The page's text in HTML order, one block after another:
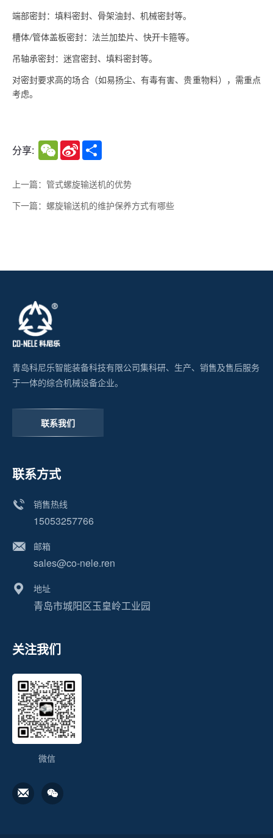
端部密封：填料密封、骨架油封、机械密封等。
槽体/管体盖板密封：法兰加垫片、快开卡箍等。
吊轴承密封：迷宫密封、填料密封等。
对密封要求高的场合（如易扬尘、有毒有害、贵重物料），需重点
考虑。
分享: WeChatSina
Weibo
上一篇：管式螺旋输送机的优势
下一篇：螺旋输送机的维护保养方式有哪些
青岛科尼乐智能装备科技有限公司集科研、生产、销售及售后服务
于一体的综合机械设备企业。
联系我们
联系方式
销售热线
15053257766
邮箱
sales@co-nele.ren
地址
青岛市城阳区玉皇岭工业园
关注我们
微信